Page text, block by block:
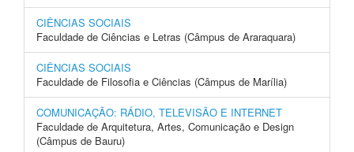
CIÊNCIAS SOCIAIS
Faculdade de Ciências e Letras (Câmpus de Araraquara)
CIÊNCIAS SOCIAIS
Faculdade de Filosofia e Ciências (Câmpus de Marília)
COMUNICAÇÃO: RÁDIO, TELEVISÃO E INTERNET
Faculdade de Arquitetura, Artes, Comunicação e Design
(Câmpus de Bauru)